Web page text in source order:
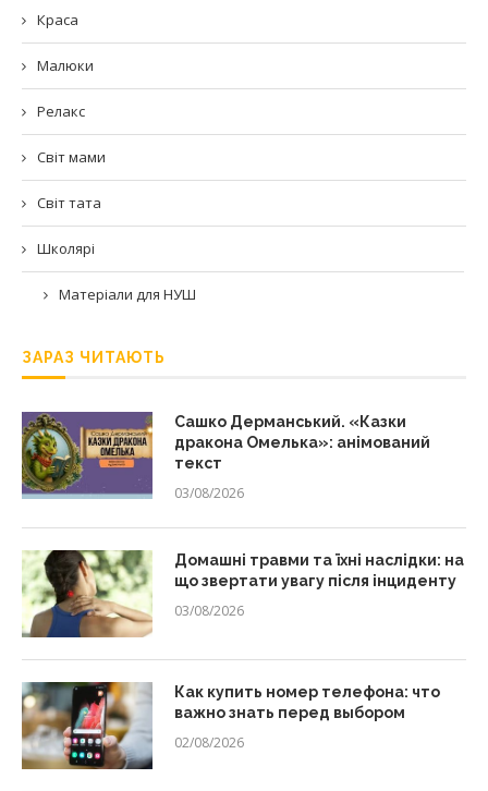
Краса
Малюки
Релакс
Світ мами
Світ тата
Школярі
Матеріали для НУШ
ЗАРАЗ ЧИТАЮТЬ
Сашко Дерманський. «Казки
дракона Омелька»: анімований
текст
03/08/2026
Домашні травми та їхні наслідки: на
що звертати увагу після інциденту
03/08/2026
Как купить номер телефона: что
важно знать перед выбором
02/08/2026